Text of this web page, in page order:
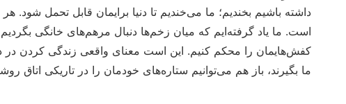
داشته باشیم بخندیم؛ ما می‌خندیم تا دنیا برایمان قابل تحمل شود.
است. ما یاد گرفته‌ایم که میان زخم‌ها دنبال مرهم‌های خانگی
کفش‌هایمان را محکم کنیم. این است معنای واقعی زندگی کردن در
ما بگیرند، باز هم می‌توانیم ستاره‌های خودمان را در تاریکی اتاق